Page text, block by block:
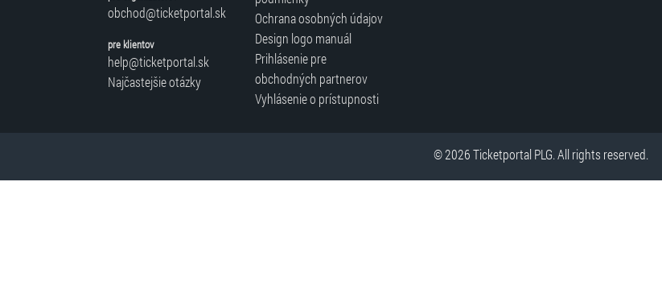
obchod@ticketportal.sk
pre klientov
help@ticketportal.sk
Najčastejšie otázky
Ochrana osobných údajov
Design logo manuál
Prihlásenie pre
obchodných partnerov
Vyhlásenie o prístupnosti
© 2026 Ticketportal PLG. All rights reserved.